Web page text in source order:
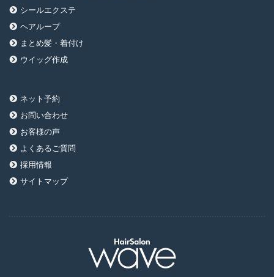
シールエクステ
ヘアループ
まとめ髪・着付け
ウイッグ作成
ネット予約
お問い合わせ
お客様の声
よくあるご質問
採用情報
サイトマップ